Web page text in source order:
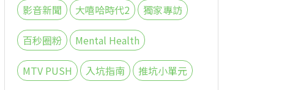
影音新聞 大嘻哈時代2 獨家專訪
百秒圈粉 Mental Health
MTV PUSH 入坑指南 推坑小單元